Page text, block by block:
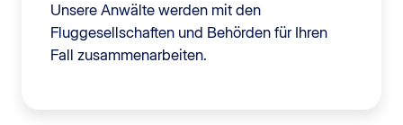
Unsere Anwälte werden mit den
Fluggesellschaften und Behörden für Ihren
Fall zusammenarbeiten.